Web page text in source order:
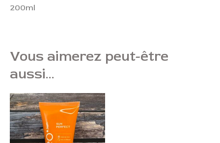
200ml
Vous aimerez peut-être
aussi…